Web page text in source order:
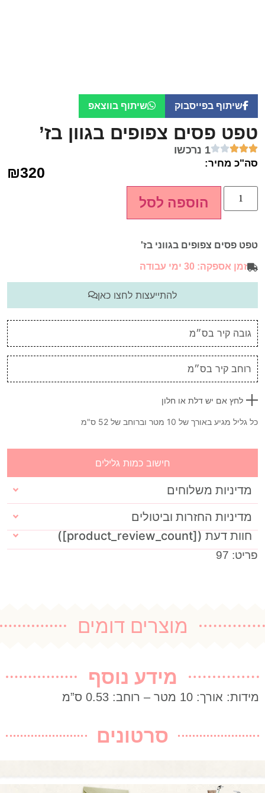
שיתוף בפייסבוק שיתוף בווצאפ
טפט פסים צפופים בגוון בז’
1 נרכשו
סה"כ מחיר:
₪320
הוספה לסל
טפט פסים צפופים בגווני בז'
זמן אספקה: 30 ימי עבודה
להתייעצות לחצו כאן
לחץ אם יש דלת או חלון
כל גליל מגיע באורך של 10 מטר וברוחב של 52 ס"מ
חישוב כמות גלילים
מדיניות משלוחים
מדיניות החזרות וביטולים
חוות דעת ([product_review_count])
פריט: 97
מוצרים דומים
מידע נוסף
מידות: אורך: 10 מטר – רוחב: 0.53 ס”מ
סרטונים